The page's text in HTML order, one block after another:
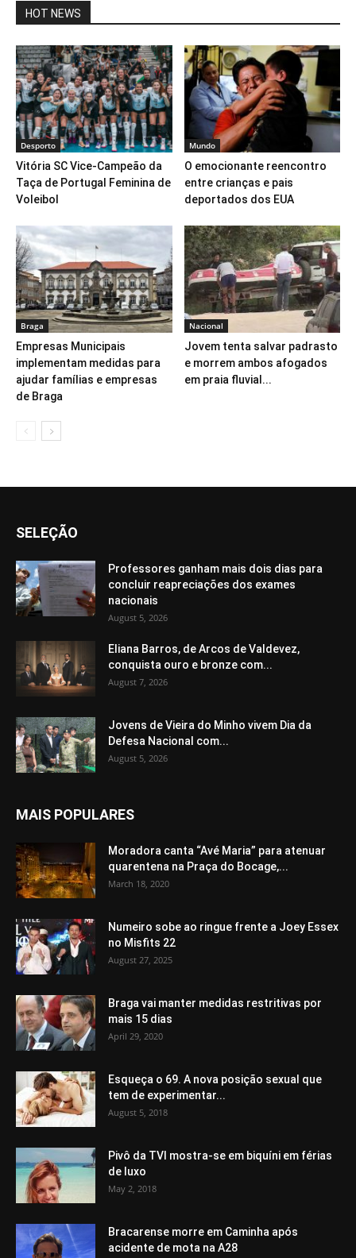
HOT NEWS
Desporto
Vitória SC Vice-Campeão da
Taça de Portugal Feminina de
Voleibol
Mundo
O emocionante reencontro
entre crianças e pais
deportados dos EUA
Braga
Empresas Municipais
implementam medidas para
ajudar famílias e empresas
de Braga
Nacional
Jovem tenta salvar padrasto
e morrem ambos afogados
em praia fluvial...
SELEÇÃO
Professores ganham mais dois dias para
concluir reapreciações dos exames
nacionais
August 5, 2026
Eliana Barros, de Arcos de Valdevez,
conquista ouro e bronze com...
August 7, 2026
Jovens de Vieira do Minho vivem Dia da
Defesa Nacional com...
August 5, 2026
MAIS POPULARES
Moradora canta “Avé Maria” para atenuar
quarentena na Praça do Bocage,...
March 18, 2020
Numeiro sobe ao ringue frente a Joey Essex
no Misfits 22
August 27, 2025
Braga vai manter medidas restritivas por
mais 15 dias
April 29, 2020
Esqueça o 69. A nova posição sexual que
tem de experimentar...
August 5, 2018
Pivô da TVI mostra-se em biquíni em férias
de luxo
May 2, 2018
Bracarense morre em Caminha após
acidente de mota na A28